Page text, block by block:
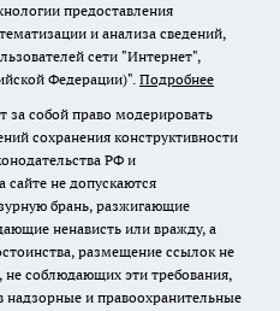
предоставления
и анализа сведений,
сети "Интернет",
Федерации)". Подробнее
за собой право модерировать
сохранения конструктивности
РФ и
сайте не допускаются
брань, разжигающие
ненависть или вражду, а
размещение ссылок не
не соблюдающих эти требования,
надзорные и правоохранительные